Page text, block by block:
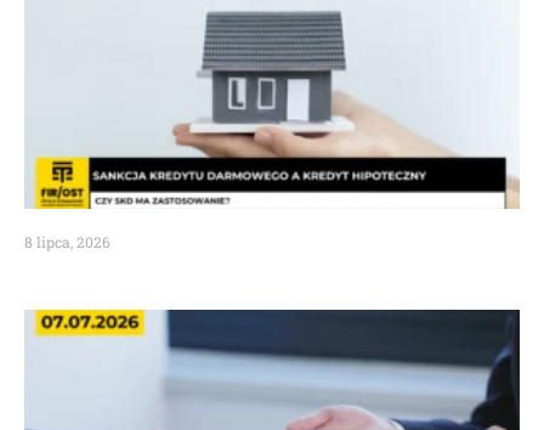
8 lipca, 2026